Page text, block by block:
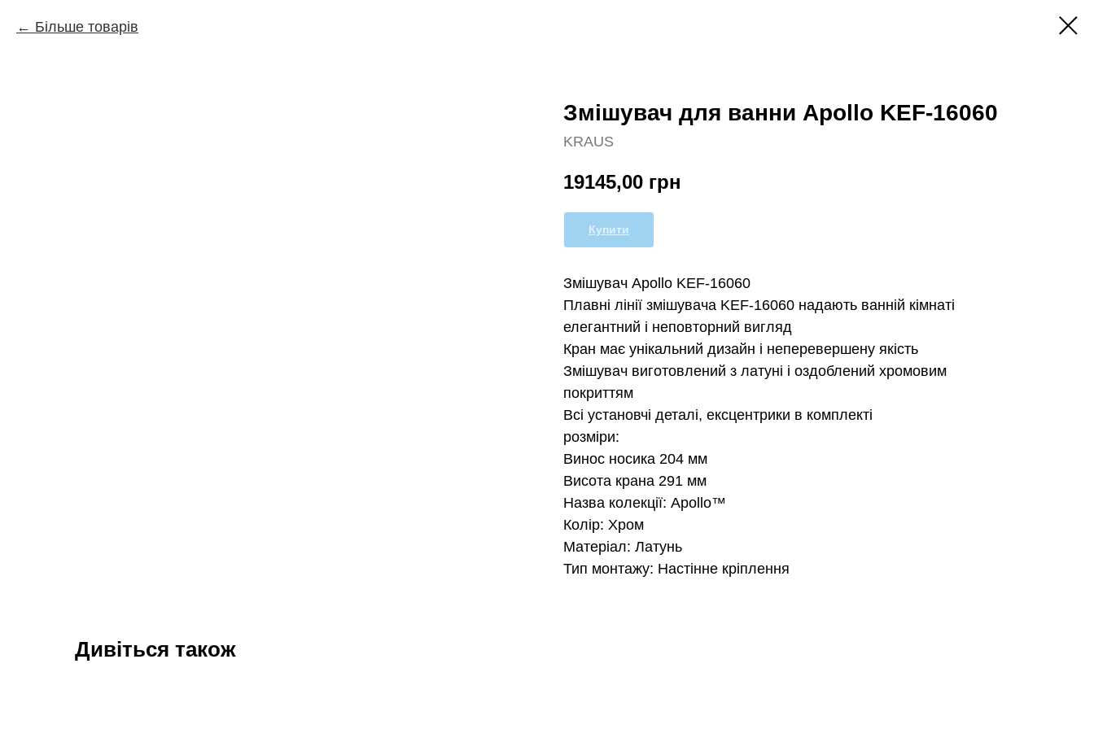
Більше товарів
Змішувач для ванни Apollo KEF-16060
KRAUS
19145,00 грн
Купити
Змішувач Apollo KEF-16060
Плавні лінії змішувача KEF-16060 надають ванній кімнаті
елегантний і неповторний вигляд
Кран має унікальний дизайн і неперевершену якість
Змішувач виготовлений з латуні і оздоблений хромовим
покриттям
Всі установчі деталі, ексцентрики в комплекті
розміри:
Винос носика 204 мм
Висота крана 291 мм
Назва колекції: Apollo™
Колір: Хром
Матеріал: Латунь
Тип монтажу: Настінне кріплення
Дивіться також